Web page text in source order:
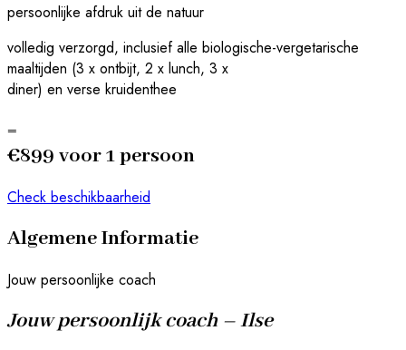
persoonlijke afdruk uit de natuur
volledig verzorgd, inclusief alle biologische-vergetarische
maaltijden (3 x ontbijt, 2 x lunch, 3 x
diner) en verse kruidenthee
=
€899 voor 1 persoon
Check beschikbaarheid
Algemene Informatie
Jouw persoonlijke coach
Jouw persoonlijk coach – Ilse